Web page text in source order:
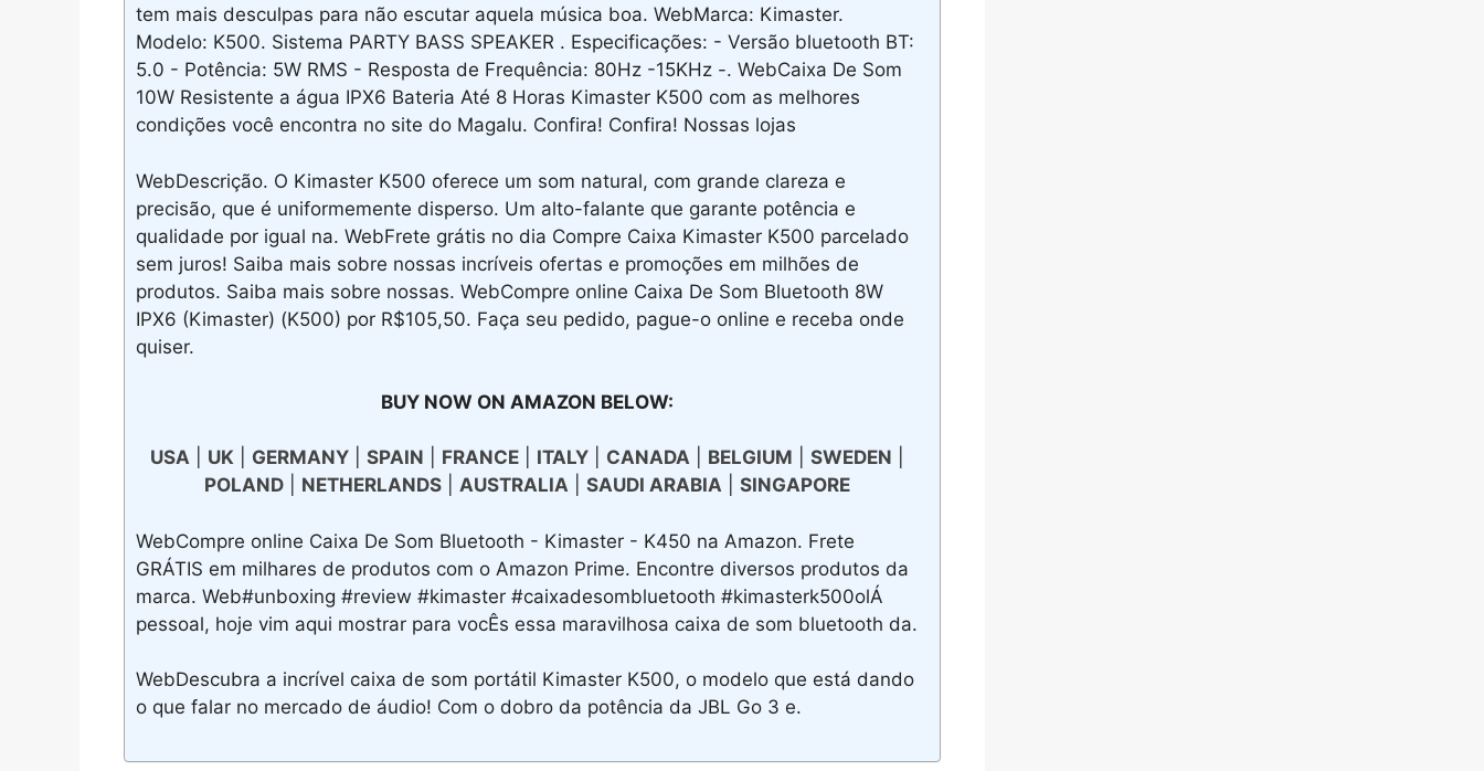
tem mais desculpas para não escutar aquela música boa. WebMarca: Kimaster.
Modelo: K500. Sistema PARTY BASS SPEAKER . Especificações: - Versão bluetooth BT:
5.0 - Potência: 5W RMS - Resposta de Frequência: 80Hz -15KHz -. WebCaixa De Som
10W Resistente a água IPX6 Bateria Até 8 Horas Kimaster K500 com as melhores
condições você encontra no site do Magalu. Confira! Confira! Nossas lojas
WebDescrição. O Kimaster K500 oferece um som natural, com grande clareza e
precisão, que é uniformemente disperso. Um alto-falante que garante potência e
qualidade por igual na. WebFrete grátis no dia Compre Caixa Kimaster K500 parcelado
sem juros! Saiba mais sobre nossas incríveis ofertas e promoções em milhões de
produtos. Saiba mais sobre nossas. WebCompre online Caixa De Som Bluetooth 8W
IPX6 (Kimaster) (K500) por R$105,50. Faça seu pedido, pague-o online e receba onde
quiser.
BUY NOW ON AMAZON BELOW:
USA| UK| GERMANY| SPAIN FRANCE| ITALY| CANADA| BELGIUM SWEDEN
POLAND| NETHERLANDS| AUSTRALIA| SAUDI ARABIA| SINGAPORE
WebCompre online Caixa De Som Bluetooth - Kimaster - K450 na Amazon. Frete
GRÁTIS em milhares de produtos com o Amazon Prime. Encontre diversos produtos da
marca. Web#unboxing #review #kimaster #caixadesombluetooth #kimasterk500olÁ
pessoal, hoje vim aqui mostrar para vocÊs essa maravilhosa caixa de som bluetooth da.
WebDescubra a incrível caixa de som portátil Kimaster K500, o modelo que está dando
o que falar no mercado de áudio! Com o dobro da potência da JBL Go 3 e.